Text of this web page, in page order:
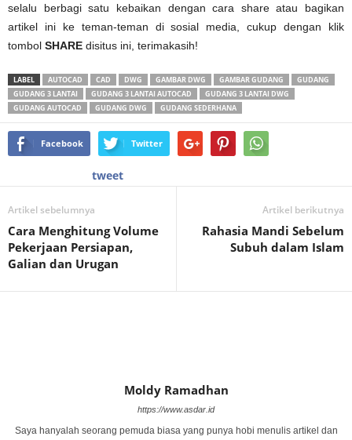
selalu berbagi satu kebaikan dengan cara share atau bagikan
artikel ini ke teman-teman di sosial media, cukup dengan klik
tombol SHARE disitus ini, terimakasih!
LABEL AUTOCAD CAD DWG GAMBAR DWG GAMBAR GUDANG
GUDANG
GUDANG 3 LANTAI
GUDANG 3 LANTAI AUTOCAD
GUDANG 3 LANTAI DWG
GUDANG AUTOCAD
GUDANG DWG GUDANG SEDERHANA
Facebook Twitter
tweet
Artikel sebelumnya
Cara Menghitung Volume
Pekerjaan Persiapan,
Galian dan Urugan
Artikel berikutnya
Rahasia Mandi Sebelum
Subuh dalam Islam
Moldy Ramadhan
https://www.asdar.id
Saya hanyalah seorang pemuda biasa yang punya hobi menulis artikel dan